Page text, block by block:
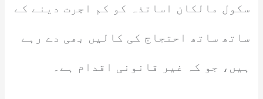
سکول مالکان اساتذہ کو کم اجرت دینے کے
ساتھ ساتھ احتجاج کی کالیں بھی دے رہے
ہیں، جو کہ غیر قانونی اقدام ہے۔